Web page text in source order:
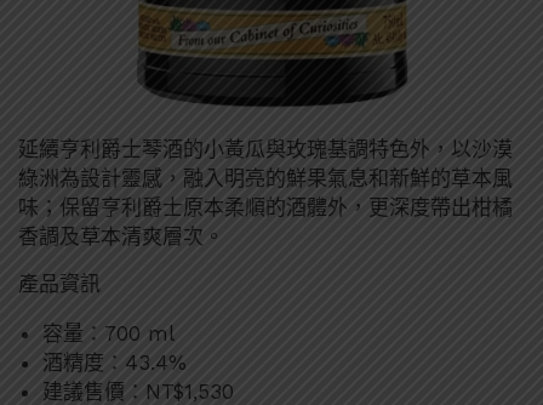
延續亨利爵士琴酒的小黃瓜與玫瑰基調特色外，以沙漠
綠洲為設計靈感，融入明亮的鮮果氣息和新鮮的草本風
味；保留亨利爵士原本柔順的酒體外，更深度帶出柑橘
香調及草本清爽層次。
產品資訊
容量：700 ml
酒精度：43.4%
建議售價：NT$1,530